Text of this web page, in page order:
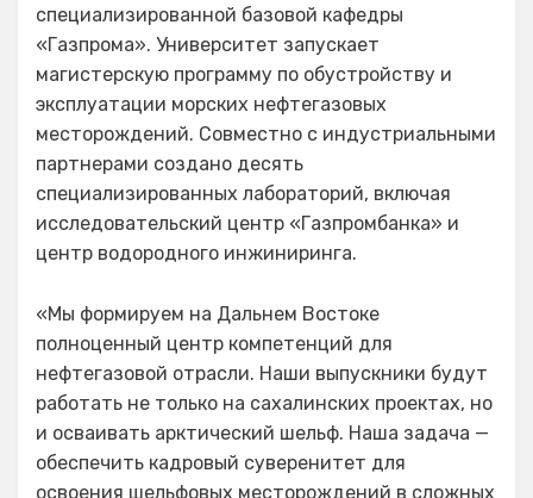
специализированной базовой кафедры
«Газпрома». Университет запускает
магистерскую программу по обустройству и
эксплуатации морских нефтегазовых
месторождений. Совместно с индустриальными
партнерами создано десять
специализированных лабораторий, включая
исследовательский центр «Газпромбанка» и
центр водородного инжиниринга.
«Мы формируем на Дальнем Востоке
полноценный центр компетенций для
нефтегазовой отрасли. Наши выпускники будут
работать не только на сахалинских проектах, но
и осваивать арктический шельф. Наша задача —
обеспечить кадровый суверенитет для
освоения шельфовых месторождений в сложных